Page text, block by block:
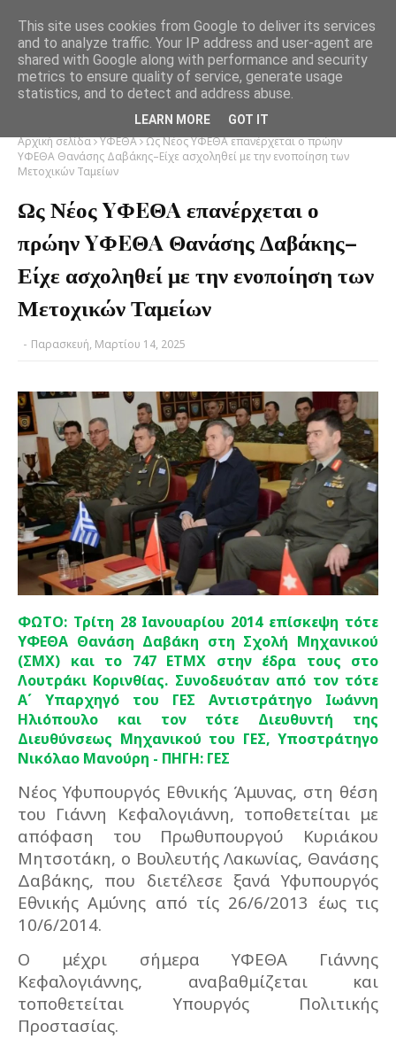
Αρχική σελίδα ΥΦΕΘΑ Ως Νέος YΦEΘA επανέρχεται ο πρώην
YΦEΘA Θανάσης Δαβάκης–Είχε ασχοληθεί με την ενοποίηση των
Μετοχικών Ταμείων
Ως Νέος YΦEΘA επανέρχεται ο
πρώην YΦEΘA Θανάσης Δαβάκης–
Είχε ασχοληθεί με την ενοποίηση των
Μετοχικών Ταμείων
- Παρασκευή, Μαρτίου 14, 2025
ΦΩΤΟ: Τρίτη 28 Ιανουαρίου 2014 επίσκεψη τότε
ΥΦΕΘΑ Θανάση Δαβάκη στη Σχολή Μηχανικού
(ΣΜΧ) και το 747 ETMX στην έδρα τους στο
Λουτράκι Κορινθίας. Συνοδευόταν από τον τότε
Α΄ Υπαρχηγό του ΓΕΣ Αντιστράτηγο Ιωάννη
Ηλιόπουλο και τον τότε Διευθυντή της
Διευθύνσεως Μηχανικού του ΓΕΣ, Υποστράτηγο
Νικόλαο Μανούρη - ΠΗΓΗ: ΓΕΣ
Νέος Υφυπουργός Εθνικής Άμυνας, στη θέση
του Γιάννη Κεφαλογιάννη, τοποθετείται με
απόφαση του Πρωθυπουργού Κυριάκου
Μητσοτάκη, ο Βουλευτής Λακωνίας, Θανάσης
Δαβάκης, που διετέλεσε ξανά Υφυπουργός
Εθνικής Αμύνης από τίς 26/6/2013 έως τις
10/6/2014.
Ο μέχρι σήμερα ΥΦΕΘΑ Γιάννης
Κεφαλογιάννης, αναβαθμίζεται και
τοποθετείται Υπουργός Πολιτικής
Προστασίας.
This site uses cookies from Google to deliver its services
and to analyze traffic. Your IP address and user-agent are
shared with Google along with performance and security
metrics to ensure quality of service, generate usage
statistics, and to detect and address abuse.
LEARN MORE GOT IT